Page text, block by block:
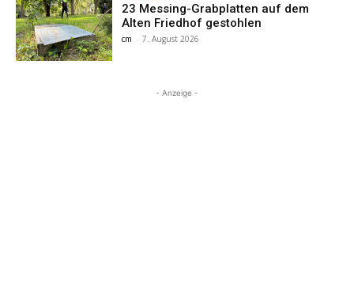
23 Messing-Grabplatten auf dem
Alten Friedhof gestohlen
cm - 7. August 2026
- Anzeige -